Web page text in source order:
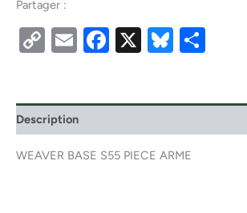
Partager :
CopyEmailFacebook
X Bluesky
Description
WEAVER BASE S55 PIECE ARME